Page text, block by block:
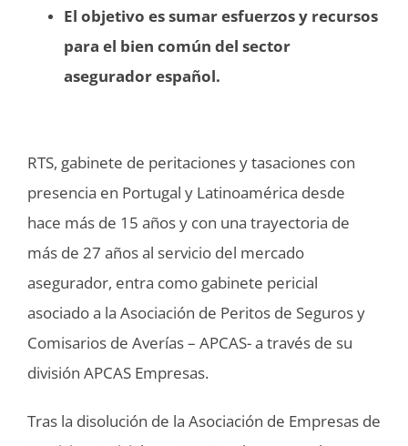
El objetivo es sumar esfuerzos y recursos
para el bien común del sector
asegurador español.
RTS, gabinete de peritaciones y tasaciones con
presencia en Portugal y Latinoamérica desde
hace más de 15 años y con una trayectoria de
más de 27 años al servicio del mercado
asegurador, entra como gabinete pericial
asociado a la Asociación de Peritos de Seguros y
Comisarios de Averías – APCAS- a través de su
división APCAS Empresas.
Tras la disolución de la Asociación de Empresas de